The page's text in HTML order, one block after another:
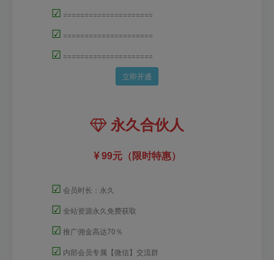
☑ =====================
☑ =====================
☑ =====================
立即开通
永久合伙人
99元（限时特惠）
☑ 会员时长：永久
☑ 全站资源永久免费获取
☑ 推广佣金高达70％
☑ 内部会员专属【微信】交流群